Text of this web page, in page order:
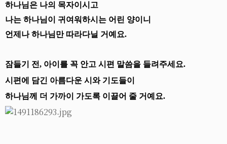
하나님은 나의 목자이시고
나는 하나님이 귀여워하시는 어린 양이니
언제나 하나님만 따라다닐 거예요.
잠들기 전, 아이를 꼭 안고 시편 말씀을 들려주세요.
시편에 담긴 아름다운 시와 기도들이
하나님께 더 가까이 가도록 이끌어 줄 거예요.